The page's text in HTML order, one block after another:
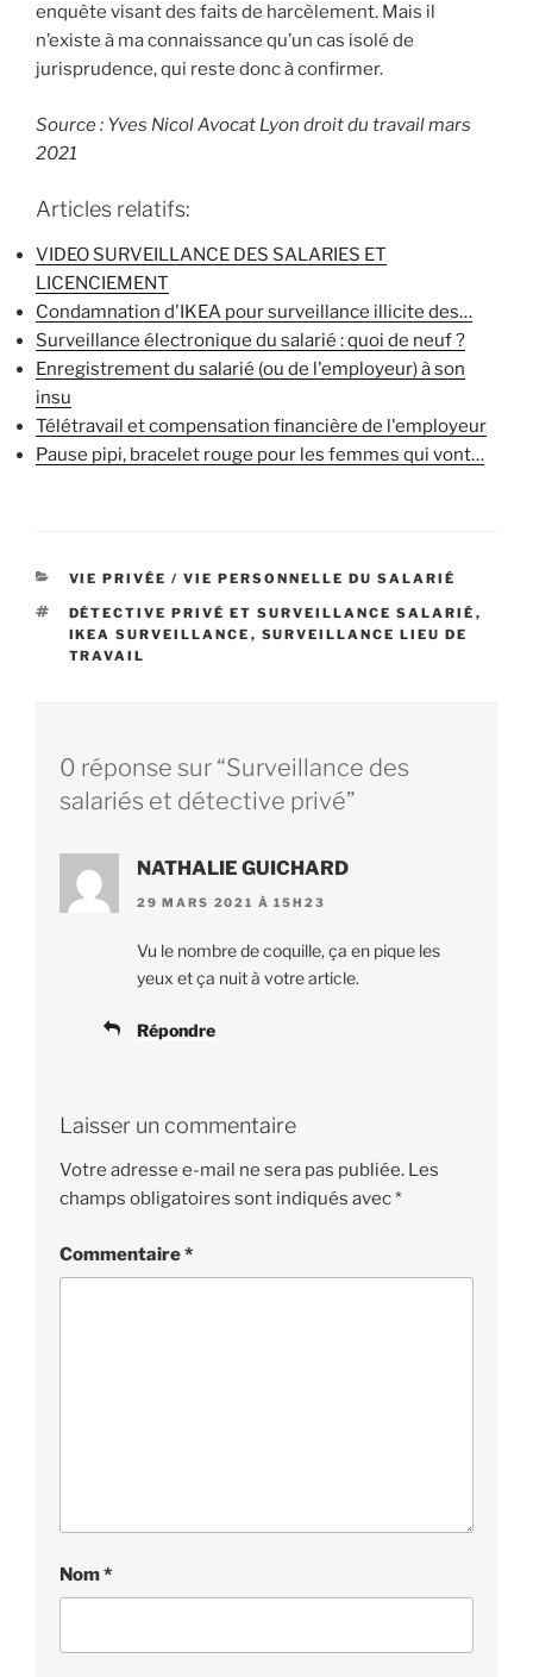
enquête visant des faits de harcèlement. Mais il
n’existe à ma connaissance qu’un cas isolé de
jurisprudence, qui reste donc à confirmer.
Source : Yves Nicol Avocat Lyon droit du travail mars
2021
Articles relatifs:
VIDEO SURVEILLANCE DES SALARIES ET
LICENCIEMENT
Condamnation d'IKEA pour surveillance illicite des…
Surveillance électronique du salarié : quoi de neuf ?
Enregistrement du salarié (ou de l'employeur) à son
insu
Télétravail et compensation financière de l'employeur
Pause pipi, bracelet rouge pour les femmes qui vont…
CATÉGORIES
VIE PRIVÉE / VIE PERSONNELLE DU SALARIÉ
ÉTIQUETTES
DÉTECTIVE PRIVÉ ET SURVEILLANCE SALARIÉ ,
IKEA SURVEILLANCE , SURVEILLANCE LIEU DE
TRAVAIL
0 réponse sur “Surveillance des
salariés et détective privé”
NATHALIE GUICHARD
29 MARS 2021 À 15H23
Vu le nombre de coquille, ça en pique les
yeux et ça nuit à votre article.
Répondre
Laisser un commentaire
Votre adresse e-mail ne sera pas publiée. Les
champs obligatoires sont indiqués avec*
Commentaire*
Nom*